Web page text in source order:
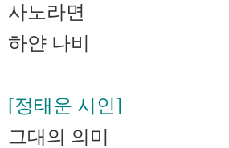
사노라면
하얀 나비
[정태운 시인]
그대의 의미